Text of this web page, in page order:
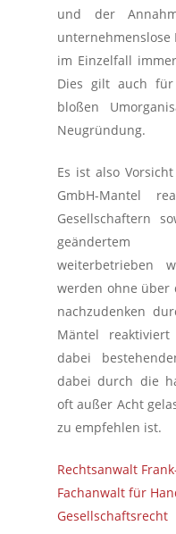
und der
im Einzelfall
Dies gilt auch
bloßen
Neugründung.
Es ist also
GmbH-Mantel
Gesellschaftern
geändertem
weiterbetrieben
werden ohne über
nachzudenken
Mäntel
dabei
dabei durch die
oft außer Acht
zu empfehlen ist.
Rechtsanwalt
Fachanwalt für
Gesellschaftsrecht